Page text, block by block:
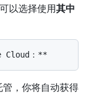
以选择使用其中
，你将自动获得